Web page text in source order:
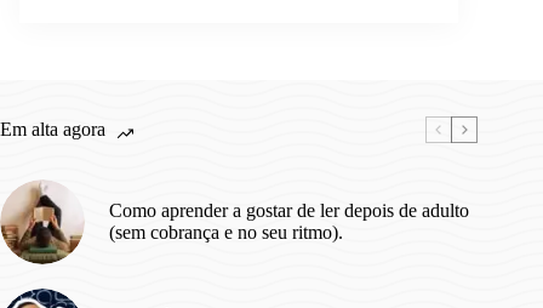
Em alta agora
Como aprender a gostar de ler depois de adulto
(sem cobrança e no seu ritmo).